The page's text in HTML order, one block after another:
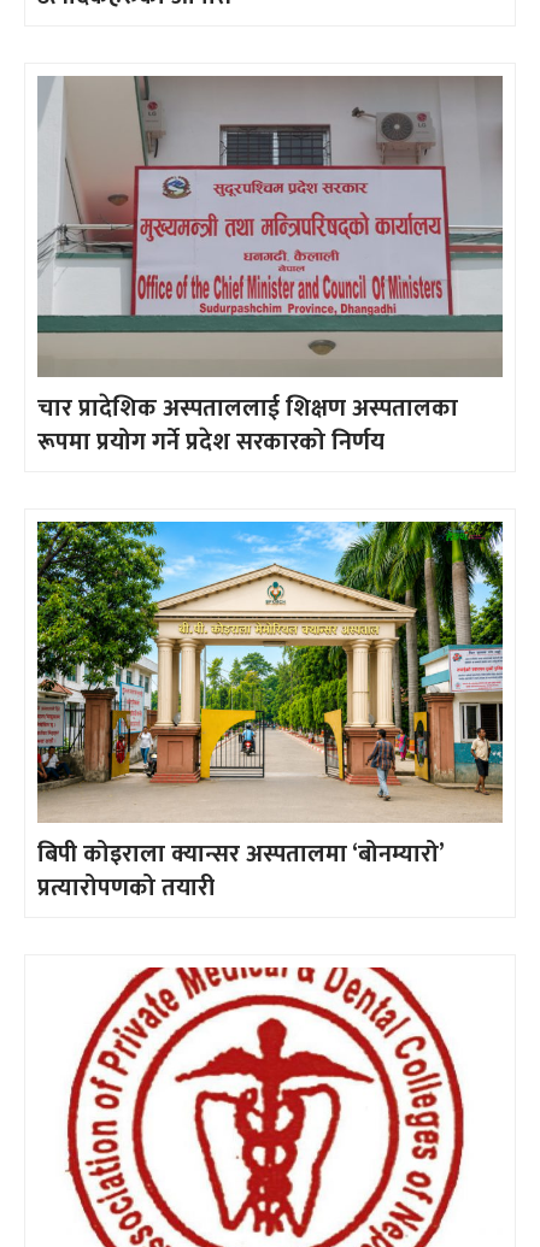
चार प्रादेशिक अस्पताललाई शिक्षण अस्पतालका
रूपमा प्रयोग गर्ने प्रदेश सरकारको निर्णय
बिपी कोइराला क्यान्सर अस्पतालमा ‘बोनम्यारो’
प्रत्यारोपणको तयारी